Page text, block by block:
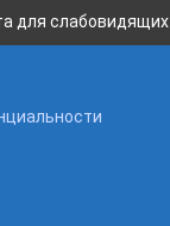
для слабовидящих